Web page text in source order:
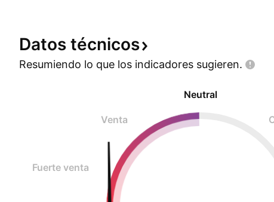
Datos técnicos
Resumiendo lo que los indicadores sugieren.
Neutral
Venta
Fuerte venta